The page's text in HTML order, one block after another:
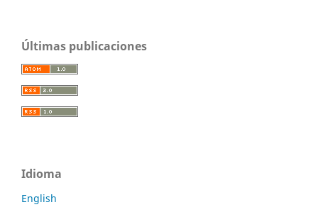
Últimas publicaciones
Idioma
English